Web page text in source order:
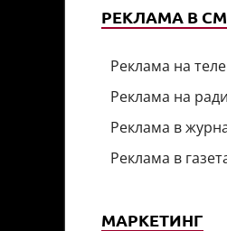
РЕКЛАМА В
Реклама на
Реклама на
Реклама в
Реклама в
МАРКЕТИНГ